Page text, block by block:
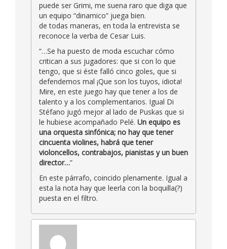
puede ser Grimi, me suena raro que diga que
un equipo “dinamico” juega bien.
de todas maneras, en toda la entrevista se
reconoce la verba de Cesar Luis.
“…Se ha puesto de moda escuchar cómo
critican a sus jugadores: que si con lo que
tengo, que si éste falló cinco goles, que si
defendemos mal ¡Que son los tuyos, idiota!
Mire, en este juego hay que tener a los de
talento y a los complementarios. Igual Di
Stéfano jugó mejor al lado de Puskas que si
le hubiese acompañado Pelé. Un equipo es
una orquesta sinfónica; no hay que tener
cincuenta violines, habrá que tener
violoncellos, contrabajos, pianistas y un buen
director…”
En este párrafo, coincido plenamente. Igual a
esta la nota hay que leerla con la boquilla(?)
puesta en el filtro.